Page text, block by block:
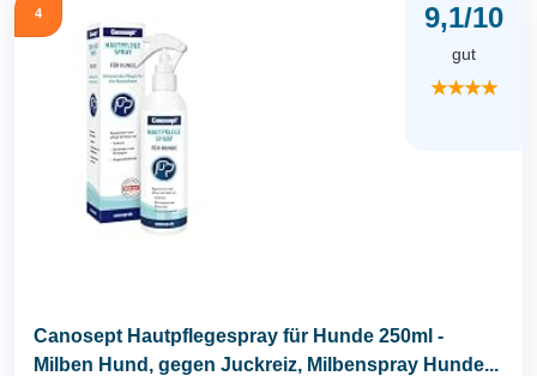
4 9,1/10
gut
★★★★
Canosept Hautpflegespray für Hunde 250ml -
Milben Hund, gegen Juckreiz, Milbenspray Hunde...